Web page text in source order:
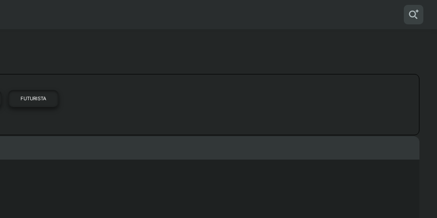
FUTURISTA